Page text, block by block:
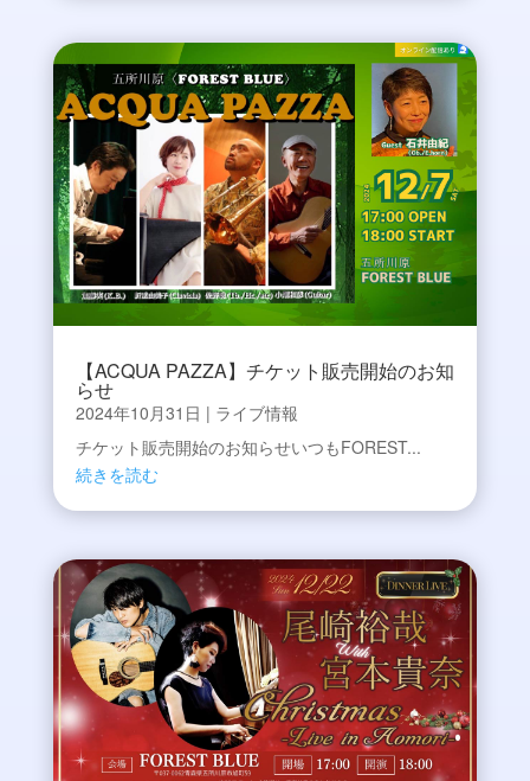
【ACQUA PAZZA】チケット販売開始のお知
らせ
2024年10月31日 | ライブ情報
チケット販売開始のお知らせいつもFOREST...
続きを読む